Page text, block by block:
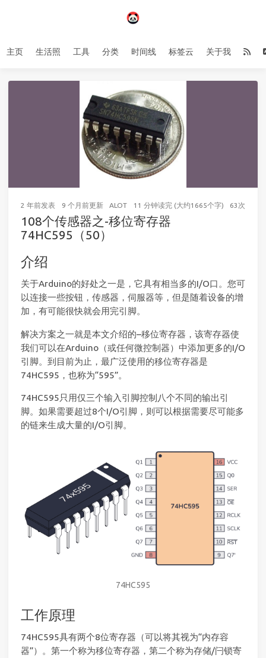
主页 生活照 工具 分类 时间线 标签云 关于我
2 年前发表 9 个月前更新 ALOT 11 分钟读完 (大约1665个字) 63 次访问
108个传感器之-移位寄存器
74HC595（50）
介绍
关于Arduino的好处之一是，它具有相当多的I/O口。您可
以连接一些按钮，传感器，伺服器等，但是随着设备的增
加，有可能很快就会用完引脚。
解决方案之一就是本文介绍的–移位寄存器，该寄存器使
我们可以在Arduino（或任何微控制器）中添加更多的I/O
引脚。到目前为止，最广泛使用的移位寄存器是
74HC595，也称为“595”。
74HC595只用仅三个输入引脚控制八个不同的输出引
脚。如果需要超过8个I/O引脚，则可以根据需要尽可能多
的链来生成大量的I/O引脚。
74HC595
工作原理
74HC595具有两个8位寄存器（可以将其视为“内存容
器”）。第一个称为移位寄存器，第二个称为存储/闩锁寄